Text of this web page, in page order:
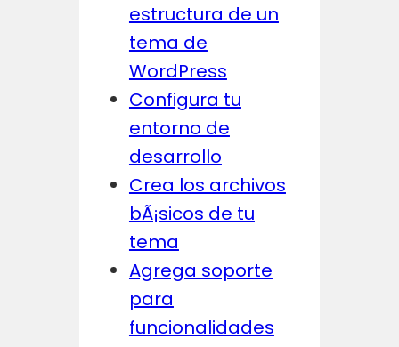
estructura de un
tema de
WordPress
Configura tu
entorno de
desarrollo
Crea los archivos
bÃ¡sicos de tu
tema
Agrega soporte
para
funcionalidades